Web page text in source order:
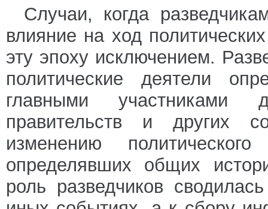
Случаи, когда
влияние на ход
эту эпоху исключением.
политические деятели
главными участниками
правительств и других
изменению
определявших общих
роль разведчиков